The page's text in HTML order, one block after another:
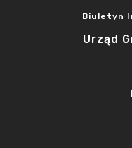
Biuletyn
Urząd